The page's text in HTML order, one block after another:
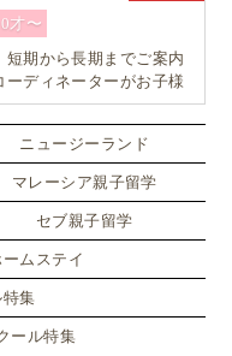
手段を考慮する前に
私の印象です。
0才〜
期から長期までご案内
ディネーターがお子様
マレーシア親子留学を
ニュージーランド
マレーシア親子留学
セブ親子留学
ムステイ
集
ール特集